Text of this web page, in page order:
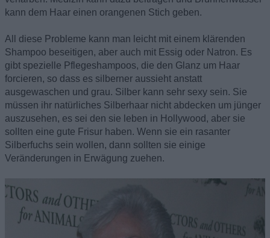
kann dem Haar einen orangenen Stich geben.
All diese Probleme kann man leicht mit einem klärenden
Shampoo beseitigen, aber auch mit Essig oder Natron. Es
gibt spezielle Pflegeshampoos, die den Glanz um Haar
forcieren, so dass es silberner aussieht anstatt
ausgewaschen und grau. Silber kann sehr sexy sein. Sie
müssen ihr natürliches Silberhaar nicht abdecken um jünger
auszusehen, es sei den sie leben in Hollywood, aber sie
sollten eine gute Frisur haben. Wenn sie ein rasanter
Silberfuchs sein wollen, dann sollten sie einige
Veränderungen in Erwägung zuehen.